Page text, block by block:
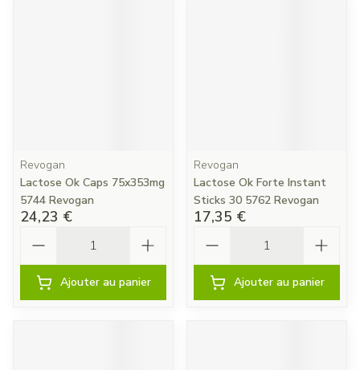
Revogan
Lactose Ok Caps 75x353mg
5744 Revogan
24,23 €
Ajouter au panier
Revogan
Lactose Ok Forte Instant
Sticks 30 5762 Revogan
17,35 €
Ajouter au panier